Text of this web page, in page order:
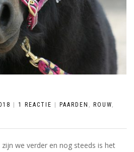
| 1 REACTIE | PAARDEN , ROUW,
we verder en nog steeds is het